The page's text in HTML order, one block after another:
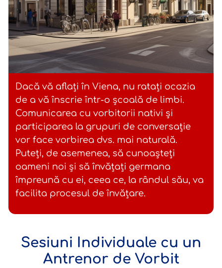
Dacă vă aflați în Viena, nu ratați ocazia
de a vă înscrie într-o școală de limbi.
Comunicarea cu vorbitorii nativi și
participarea la grupuri de conversație
vor face vorbirea dvs. mai naturală.
Puteți, de asemenea, să cunoașteți
oameni noi și să învățați germana
împreună cu ei, ceea ce, la rândul său, va
facilita procesul de învățare.
Sesiuni Individuale cu un
Antrenor de Vorbit